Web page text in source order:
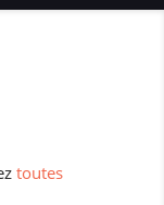
toutes